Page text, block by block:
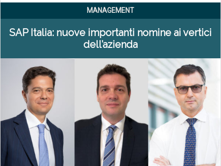
MANAGEMENT
SAP Italia: nuove importanti nomine ai vertici
dell’azienda